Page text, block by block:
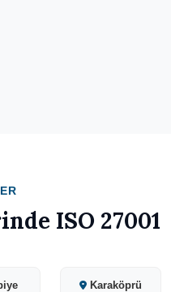
ISO 27001
Karaköprü